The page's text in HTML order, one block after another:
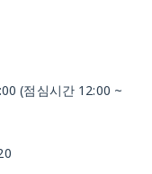
(점심시간 12:00 ~